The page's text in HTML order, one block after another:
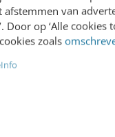
van
Door op ‘Alle
zoals
Trackingcode Hotjar
webpagina